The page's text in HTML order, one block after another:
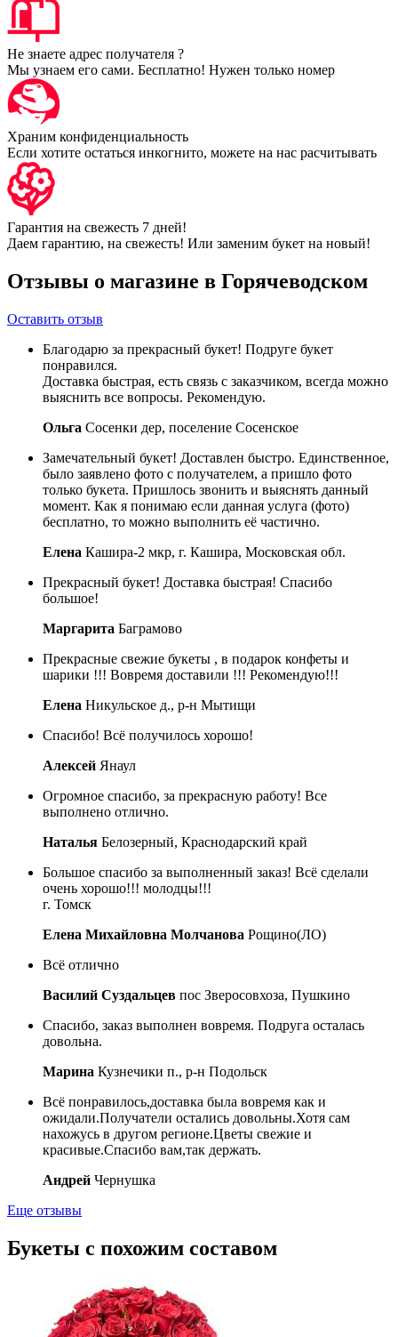
Не знаете адрес получателя ?
Мы узнаем его сами. Бесплатно! Нужен только номер
Храним конфиденциальность
Если хотите остаться инкогнито, можете на нас расчитывать
Гарантия на свежесть 7 дней!
Даем гарантию, на свежесть! Или заменим букет на новый!
Отзывы о магазине в Горячеводском
Оставить отзыв
Благодарю за прекрасный букет! Подруге букет
понравился.
Доставка быстрая, есть связь с заказчиком, всегда можно
выяснить все вопросы. Рекомендую.
Ольга Сосенки дер, поселение Сосенское
Замечательный букет! Доставлен быстро. Единственное,
было заявлено фото с получателем, а пришло фото
только букета. Пришлось звонить и выяснять данный
момент. Как я понимаю если данная услуга (фото)
бесплатно, то можно выполнить её частично.
Елена Кашира-2 мкр, г. Кашира, Московская обл.
Прекрасный букет! Доставка быстрая! Спасибо
большое!
Маргарита Баграмово
Прекрасные свежие букеты , в подарок конфеты и
шарики !!! Вовремя доставили !!! Рекомендую!!!
Елена Никульское д., р-н Мытищи
Спасибо! Всё получилось хорошо!
Алексей Янаул
Огромное спасибо, за прекрасную работу! Все
выполнено отлично.
Наталья Белозерный, Краснодарский край
Большое спасибо за выполненный заказ! Всё сделали
очень хорошо!!! молодцы!!!
г. Томск
Елена Михайловна Молчанова Рощино(ЛО)
Всё отлично
Василий Суздальцев пос Зверосовхоза, Пушкино
Спасибо, заказ выполнен вовремя. Подруга осталась
довольна.
Марина Кузнечики п., р-н Подольск
Всё понравилось,доставка была вовремя как и
ожидали.Получатели остались довольны.Хотя сам
нахожусь в другом регионе.Цветы свежие и
красивые.Спасибо вам,так держать.
Андрей Чернушка
Еще отзывы
Букеты с похожим составом